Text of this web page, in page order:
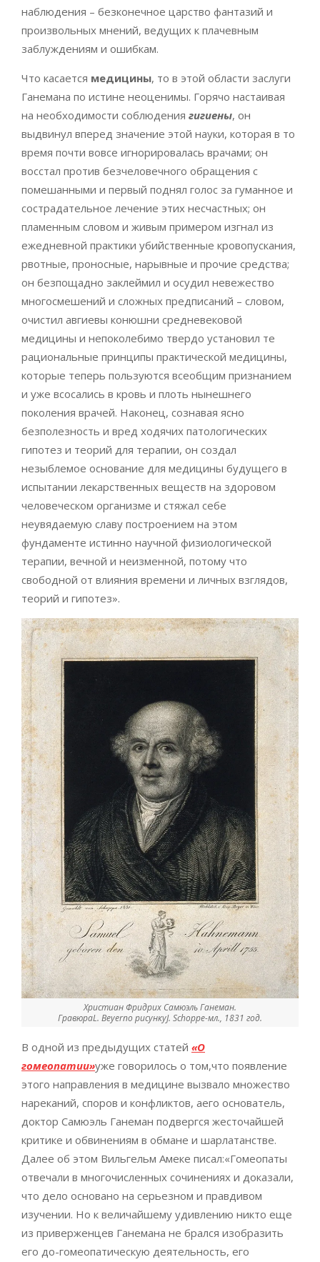
наблюдения – безконечное царство фантазий и
произвольных мнений, ведущих к плачевным
заблуждениям и ошибкам.
Что касается медицины, то в этой области заслуги
Ганемана по истине неоценимы. Горячо настаивая
на необходимости соблюдения гигиены, он
выдвинул вперед значение этой науки, которая в то
время почти вовсе игнорировалась врачами; он
восстал против безчеловечного обращения с
помешанными и первый поднял голос за гуманное и
сострадательное лечение этих несчастных; он
пламенным словом и живым примером изгнал из
ежедневной практики убийственные кровопускания,
рвотные, проносные, нарывные и прочие средства;
он безпощадно заклеймил и осудил невежество
многосмешений и сложных предписаний – словом,
очистил авгиевы конюшни средневековой
медицины и непоколебимо твердо установил те
рациональные принципы практической медицины,
которые теперь пользуются всеобщим признанием
и уже всосались в кровь и плоть нынешнего
поколения врачей. Наконец, сознавая ясно
безполезность и вред ходячих патологических
гипотез и теорий для терапии, он создал
незыблемое основание для медицины будущего в
испытании лекарственных веществ на здоровом
человеческом организме и стяжал себе
неувядаемую славу построением на этом
фундаменте истинно научной физиологической
терапии, вечной и неизменной, потому что
свободной от влияния времени и личных взглядов,
теорий и гипотез».
Христиан Фридрих Самюэль Ганеман.
ГравюраL. Beyerпо рисункуJ. Schoppe-мл., 1831 год.
В одной из предыдущих статей «О
гомеопатии»уже говорилось о том,что появление
этого направления в медицине вызвало множество
нареканий, споров и конфликтов, аего основатель,
доктор Самюэль Ганеман подвергся жесточайшей
критике и обвинениям в обмане и шарлатанстве.
Далее об этом Вильгельм Амеке писал:«Гомеопаты
отвечали в многочисленных сочинениях и доказали,
что дело основано на серьезном и правдивом
изучении. Но к величайшему удивлению никто еще
из приверженцев Ганемана не брался изобразить
его до-гомеопатическую деятельность, его